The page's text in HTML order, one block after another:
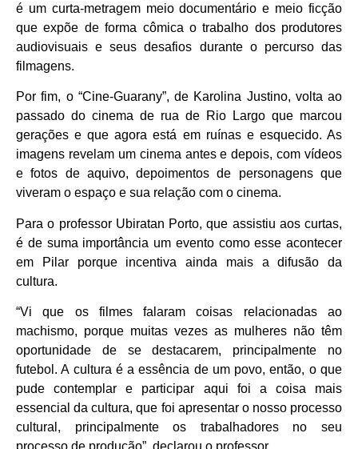
é um curta-metragem meio documentário e meio ficção
que expõe de forma cômica o trabalho dos produtores
audiovisuais e seus desafios durante o percurso das
filmagens.
Por fim, o “Cine-Guarany”, de Karolina Justino, volta ao
passado do cinema de rua de Rio Largo que marcou
gerações e que agora está em ruínas e esquecido. As
imagens revelam um cinema antes e depois, com vídeos
e fotos de aquivo, depoimentos de personagens que
viveram o espaço e sua relação com o cinema.
Para o professor Ubiratan Porto, que assistiu aos curtas,
é de suma importância um evento como esse acontecer
em Pilar porque incentiva ainda mais a difusão da
cultura.
“Vi que os filmes falaram coisas relacionadas ao
machismo, porque muitas vezes as mulheres não têm
oportunidade de se destacarem, principalmente no
futebol. A cultura é a essência de um povo, então, o que
pude contemplar e participar aqui foi a coisa mais
essencial da cultura, que foi apresentar o nosso processo
cultural, principalmente os trabalhadores no seu